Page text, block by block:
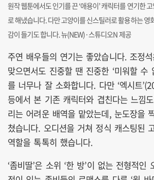
원작 웹툰에서도 인기를 끈 ‘애용이’ 캐릭터를 연기한
로 해냈습니다. 다만 고양이를 신스틸러로 활용하는 영
감이 들기도 합니다. 뉴(NEW)·스튜디오N 제공
주연 배우들의 연기는 좋았습니다. 조정
맞으면서도 진중할 땐 진중한 ‘미워할 수
를 너무나 잘 소화합니다. 다만 ‘엑시트
등에서 본 기존 캐릭터와 겹친다는 느낌
리는 어려운 배역을 맡았는데, 눈도장을
쳤습니다. 오디션을 거쳐 정식 캐스팅된
역할을 톡톡히 했습니다.
‘좀비딸’은 소위 ‘한 방’이 없는 전형적인